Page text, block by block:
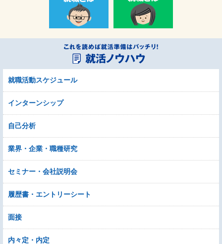
就職活動スケジュール
インターンシップ
自己分析
業界・企業・職種研究
セミナー・会社説明会
履歴書・エントリーシート
面接
内々定・内定